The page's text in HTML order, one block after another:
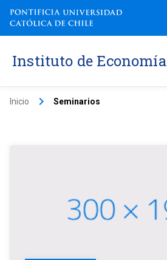
Instituto de Economía
Inicio keyboard_arrow_right Seminarios